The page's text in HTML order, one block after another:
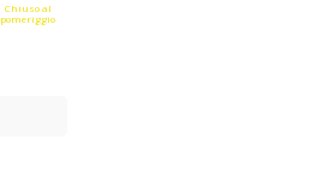
Chiuso al
pomeriggio